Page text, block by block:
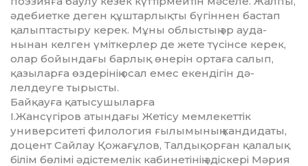
әде­­биетке деген құштарлықты бү­гіннен бастап
қалыптастыру керек. Мұны облыстың әр ау­да­
нынан келген үміткерлер де жете түсінсе ке­рек,
олар бойындағы барлық өне­рін ортаға салып,
қазыларға өз­дерінің осал емес екендігін дә­
лелдеуге тырысты.
Байқауға қатысушыларға
І.Жан­сүгіров атындағы Жетісу мем­лекеттік
университеті фи­лоло­гия ғылымының кандидаты,
доцент Сайлау Қожағұлов, Тал­­дықорған қалалық
білім бө­лімі әдістемелік кабинетінің әдіс­кері Мәрия